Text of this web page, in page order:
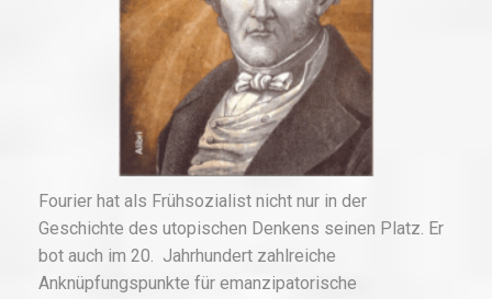
Fourier hat als Frühsozialist nicht nur in der
Geschichte des utopischen Denkens seinen Platz. Er
bot auch im 20. Jahrhundert zahlreiche
Anknüpfungspunkte für emanzipatorische